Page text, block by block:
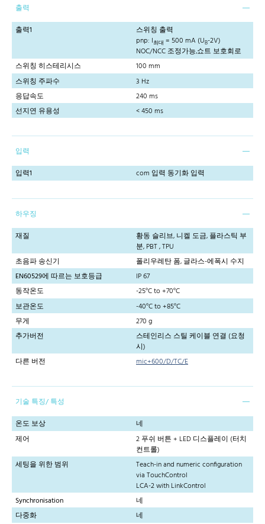
출력
출력1
스위칭 출력
pnp: I최대 = 500 mA (UB-2V)
NOC/NCC 조정가능,쇼트 보호회로
스위칭 히스테리시스
100 mm
스위칭 주파수
3 Hz
응답속도
240 ms
선지연 유용성
< 450 ms
입력
입력1
com 입력 동기화 입력
하우징
재질
황동 슬리브, 니켈 도금, 플라스틱 부
분, PBT , TPU
초음파 송신기
폴리우레탄 폼, 글라스-에폭시 수지
EN60529에 따르는 보호등급
IP 67
동작온도
-25°C to +70°C
보관온도
-40°C to +85°C
무게
270 g
추가버전
스테인리스 스틸 케이블 연결 (요청
시)
다른 버전
mic+600/D/TC/E
기술 특징/ 특성
온도 보상
네
제어
2 푸쉬 버튼 + LED 디스플레이 (터치
컨트롤)
세팅을 위한 범위
Teach-in and numeric configuration
via TouchControl
LCA-2 with LinkControl
Synchronisation
네
다중화
네